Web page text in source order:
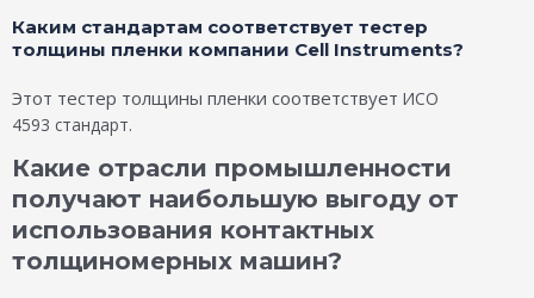
Каким стандартам соответствует тестер
толщины пленки компании Cell Instruments?
Этот тестер толщины пленки соответствует ИСО
4593 стандарт.
Какие отрасли промышленности
получают наибольшую выгоду от
использования контактных
толщиномерных машин?